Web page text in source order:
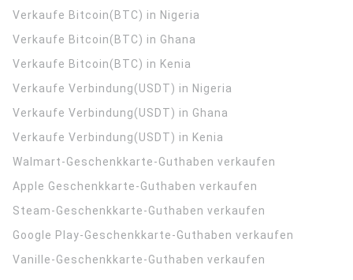
Verkaufe Bitcoin(BTC) in Nigeria
Verkaufe Bitcoin(BTC) in Ghana
Verkaufe Bitcoin(BTC) in Kenia
Verkaufe Verbindung(USDT) in Nigeria
Verkaufe Verbindung(USDT) in Ghana
Verkaufe Verbindung(USDT) in Kenia
Walmart-Geschenkkarte-Guthaben verkaufen
Apple Geschenkkarte-Guthaben verkaufen
Steam-Geschenkkarte-Guthaben verkaufen
Google Play-Geschenkkarte-Guthaben verkaufen
Vanille-Geschenkkarte-Guthaben verkaufen